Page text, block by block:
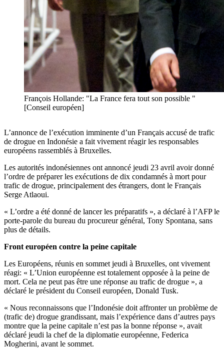
François Hollande: "La France fera tout son possible "
[Conseil européen]
L’annonce de l’exécution imminente d’un Français accusé de trafic
de drogue en Indonésie a fait vivement réagir les responsables
européens rassemblés à Bruxelles.
Les autorités indonésiennes ont annoncé jeudi 23 avril avoir donné
l’ordre de préparer les exécutions de dix condamnés à mort pour
trafic de drogue, principalement des étrangers, dont le Français
Serge Atlaoui.
« L’ordre a été donné de lancer les préparatifs », a déclaré à l’AFP le
porte-parole du bureau du procureur général, Tony Spontana, sans
plus de détails.
Front européen contre la peine capitale
Les Européens, réunis en sommet jeudi à Bruxelles, ont vivement
réagi: « L’Union européenne est totalement opposée à la peine de
mort. Cela ne peut pas être une réponse au trafic de drogue », a
déclaré le président du Conseil européen, Donald Tusk.
« Nous reconnaissons que l’Indonésie doit affronter un problème de
(trafic de) drogue grandissant, mais l’expérience dans d’autres pays
montre que la peine capitale n’est pas la bonne réponse », avait
déclaré jeudi la chef de la diplomatie européenne, Federica
Mogherini, avant le sommet.